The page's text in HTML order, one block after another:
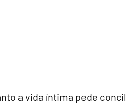
a vida íntima pede